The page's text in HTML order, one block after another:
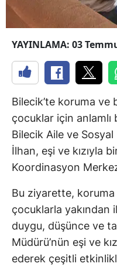
YAYINLAMA: 03
Bilecik’te koruma ve
çocuklar için
Bilecik Aile ve
İlhan, eşi ve kızıyla
Koordinasyon
Bu ziyarette, koruma
çocuklarla yakından
duygu, düşünce ve
Müdürü’nün eşi ve
ederek çeşitli